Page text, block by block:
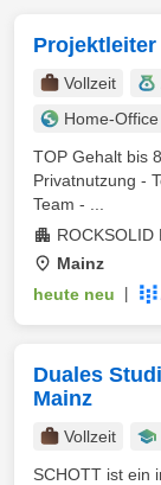
Vollzeit
Home-Office
TOP Gehalt bis
Privatnutzung -
Team - ...
ROCKSOLID
Mainz
heute neu
Duales
Mainz
Vollzeit
SCHOTT ist ein